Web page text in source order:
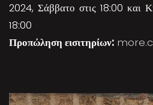
2024, Σάββατο στις 18:00 και
18:00
Προπώληση εισιτηρίων: